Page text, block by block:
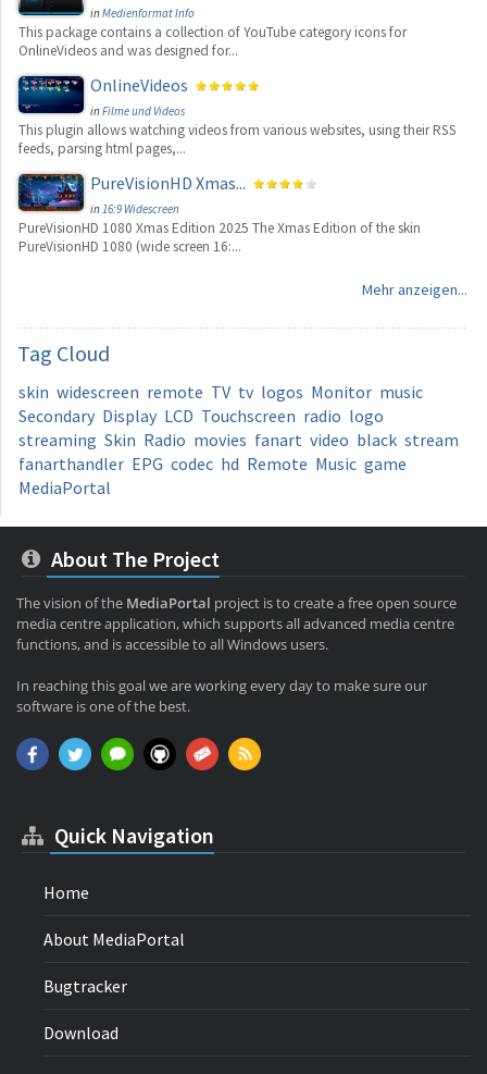
inMedienformat Info
This package contains a collection of YouTube category icons for
OnlineVideos and was designed for...
OnlineVideos
inFilme und Videos
This plugin allows watching videos from various websites, using their RSS
feeds, parsing html pages,...
PureVisionHD Xmas...
in16:9 Widescreen
PureVisionHD 1080 Xmas Edition 2025 The Xmas Edition of the skin
PureVisionHD 1080 (wide screen 16:...
Mehr anzeigen...
Tag Cloud
skin widescreen remote TV tv logos Monitor music
Secondary Display LCD Touchscreen radio logo
streaming Skin Radio movies fanart video black stream
fanarthandler EPG codec hd Remote Music game
MediaPortal
About The Project
The vision of the MediaPortal project is to create a free open source
media centre application, which supports all advanced media centre
functions, and is accessible to all Windows users.
In reaching this goal we are working every day to make sure our
software is one of the best.
Quick Navigation
Home
About MediaPortal
Bugtracker
Download